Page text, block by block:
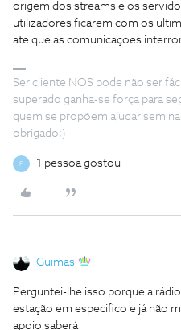
origem dos streams e os
utilizadores ficarem com os
ate que as comunicaçoes
Ser cliente NOS pode não ser
superado ganha-se força para
quem se propõem ajudar sem
obrigado;)
P 1 pessoa gostou
Guimas
Perguntei-lhe isso porque a
estação em especifico e já não
apoio saberá